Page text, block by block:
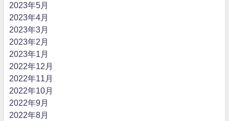
2023年5月
2023年4月
2023年3月
2023年2月
2023年1月
2022年12月
2022年11月
2022年10月
2022年9月
2022年8月